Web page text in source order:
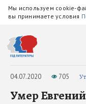
Мы используем cookie-
вы принимаете условия
04.07.2020 705
Умер